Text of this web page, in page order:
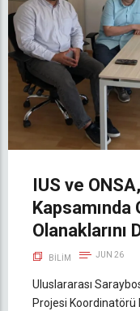
IUS ve
Olanaklarını
BILIM JUN 26
Uluslararası
Projesi Koordinatörü